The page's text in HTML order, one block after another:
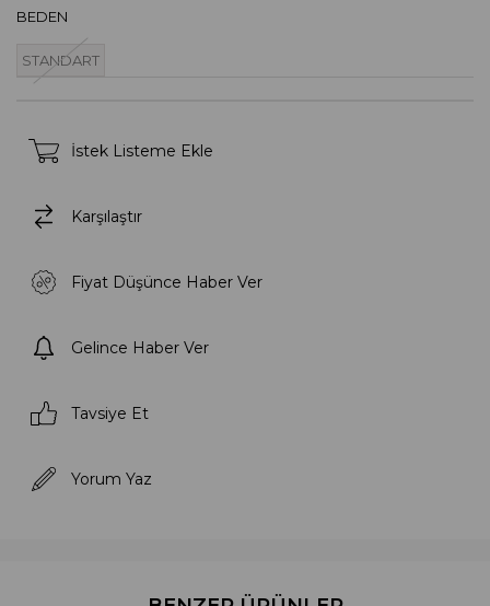
BEDEN
STANDART
İstek Listeme Ekle
Karşılaştır
Fiyat Düşünce Haber Ver
Gelince Haber Ver
Tavsiye Et
Yorum Yaz